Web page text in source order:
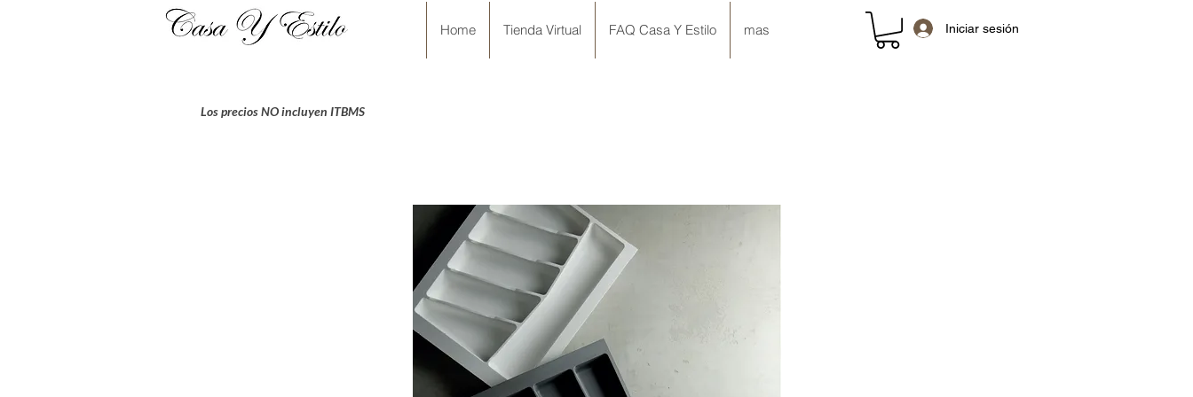
Home Tienda Virtual FAQ Casa Y Estilo mas Iniciar sesión
Los precios NO incluyen ITBMS